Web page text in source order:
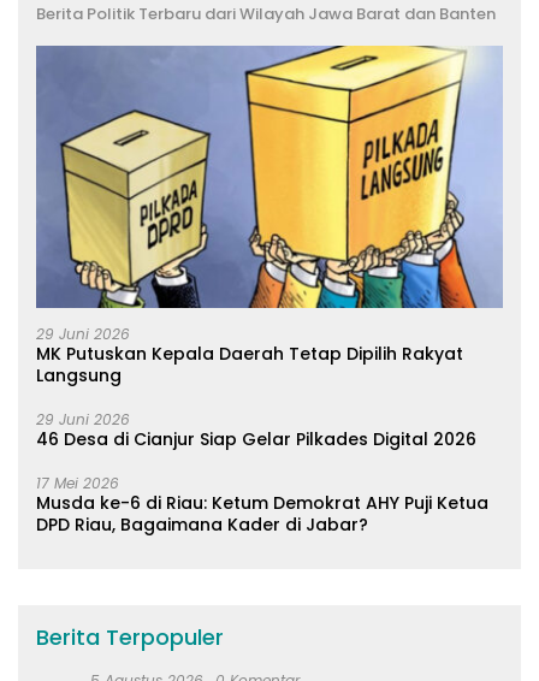
Berita Politik Terbaru dari Wilayah Jawa Barat dan Banten
29 Juni 2026
MK Putuskan Kepala Daerah Tetap Dipilih Rakyat
Langsung
29 Juni 2026
46 Desa di Cianjur Siap Gelar Pilkades Digital 2026
17 Mei 2026
Musda ke-6 di Riau: Ketum Demokrat AHY Puji Ketua
DPD Riau, Bagaimana Kader di Jabar?
Berita Terpopuler